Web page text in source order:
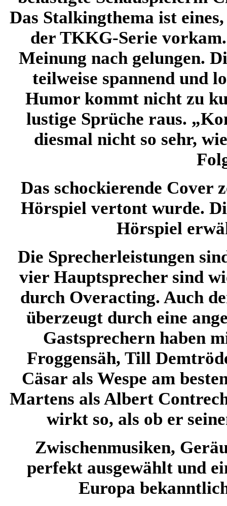
Das Stalkingthema ist
der TKKG-Serie
Meinung nach gelungen.
teilweise spannend und
Humor kommt nicht zu
lustige Sprüche raus.
diesmal nicht so sehr,
Das schockierende Cover
Hörspiel vertont wurde.
Hörspiel
Die Sprecherleistungen
vier Hauptsprecher sind
durch Overacting. Auch
überzeugt durch eine
Gastsprechern haben
Froggensäh, Till
Cäsar als Wespe am
Martens als Albert
wirkt so, als ob er
Zwischenmusiken,
perfekt ausgewählt und
Europa